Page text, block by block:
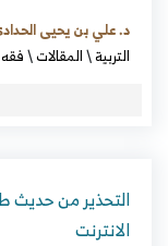
د. علي بن يحيى
التربية\المقالات\فقه
التحذير من حديث
الانترنت